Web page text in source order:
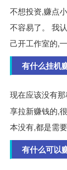
不想投资,赚点
不容易了。 我
己开工作室的,
有什么挂机
现在应该没有
享拉新赚钱的,
本没有,都是需
有什么可以